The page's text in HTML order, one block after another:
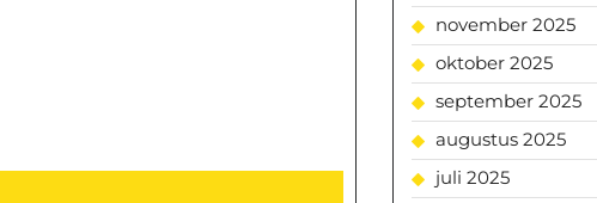
november 2025
oktober 2025
september 2025
augustus 2025
juli 2025